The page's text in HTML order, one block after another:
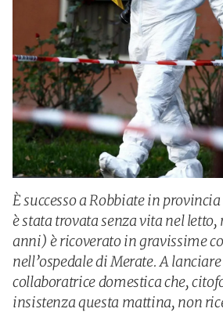
È successo a Robbiate in
è stata trovata senza vita nel
anni) è ricoverato in gravissime
nell’ospedale di Merate. A
collaboratrice domestica che,
insistenza questa mattina, non